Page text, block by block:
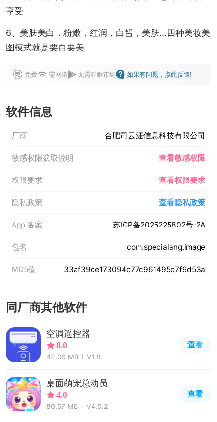
享受
6、美肤美白：粉嫩，红润，白皙，美肤...四种美妆美
图模式就是要白要美
免费 需网络 无需谷歌市场 如果有问题，点此反馈!
软件信息
厂商 合肥司云涯信息科技有限公司
敏感权限获取说明 查看敏感权限
权限要求 查看权限要求
隐私政策 查看隐私政策
App 备案 苏ICP备2025225802号-2A
包名 com.specialang.image
MD5值 33af39ce173094c77c961495c7f9d53a
同厂商其他软件
空调遥控器
8.0
42.96 MB V1.8
查看
桌面萌宠总动员
4.0
80.57 MB V4.5.2
查看